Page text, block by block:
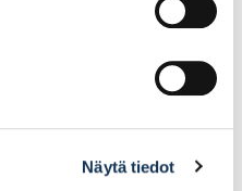
Näytä tiedot